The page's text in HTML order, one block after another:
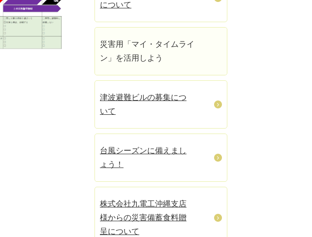
について
災害用「マイ・タイムライ
ン」を活用しよう
津波避難ビルの募集につ
いて
台風シーズンに備えまし
ょう！
株式会社九電工沖縄支店
様からの災害備蓄食料贈
呈について